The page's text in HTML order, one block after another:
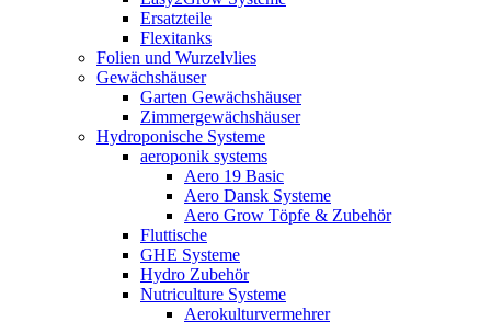
Ersatzteile
Flexitanks
Folien und Wurzelvlies
Gewächshäuser
Garten Gewächshäuser
Zimmergewächshäuser
Hydroponische Systeme
aeroponik systems
Aero 19 Basic
Aero Dansk Systeme
Aero Grow Töpfe & Zubehör
Fluttische
GHE Systeme
Hydro Zubehör
Nutriculture Systeme
Aerokulturvermehrer